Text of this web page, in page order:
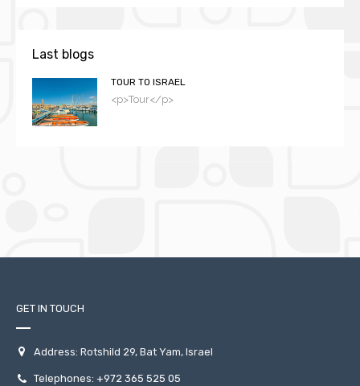
Last blogs
TOUR TO ISRAEL
<p>Tour</p>
GET IN TOUCH
Address: Rotshild 29, Bat Yam, Israel
Telephones: +972 365 525 05